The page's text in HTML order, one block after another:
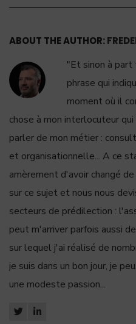
ABOUT THE AUTHOR:
"Et sinon à part
phrase qui
moment où il
chose à mon interlocuteur
parler de mon métier :
et organisationnelle... A ce
amèrement d'avoir changé
sur ce sujet et nous nous
secteurs de prédilection :
peut m'arriver parfois aussi
sur lequel j'ai réalisé de
je suis dans un bon jour, je
une modeste passion...